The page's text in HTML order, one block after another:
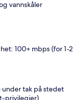
vannskåler
100+ mbps (for 1-2
tak på stedet
privilegier)